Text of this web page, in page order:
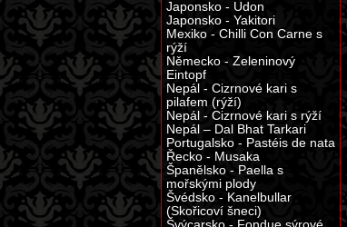
Japonsko - Udon
Japonsko - Yakitori
Mexiko - Chilli Con Carne s
rýží
Německo - Zeleninový
Eintopf
Nepál - Cizrnové kari s
pilafem (rýží)
Nepál - Cizrnové kari s rýží
Nepál – Dal Bhat Tarkari
Portugalsko - Pastéis de nata
Řecko - Musaka
Španělsko - Paella s
mořskými plody
Švédsko - Kanelbullar
(Skořicoví šneci)